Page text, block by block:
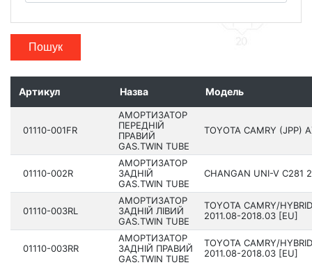
Пошук
Артикул Назва Модель
01110-001FR
АМОРТИЗАТОР
ПЕРЕДНІЙ
ПРАВИЙ
GAS.TWIN TUBE
TOYOTA CAMRY (JPP)
01110-002R
АМОРТИЗАТОР
ЗАДНІЙ
GAS.TWIN TUBE
CHANGAN UNI-V C281
01110-003RL
АМОРТИЗАТОР
ЗАДНІЙ ЛІВИЙ
GAS.TWIN TUBE
TOYOTA CAMRY/
201­1.08-2018.03 [EU]
01110-003RR
АМОРТИЗАТОР
ЗАДНІЙ ПРАВИЙ
GAS.TWIN TUBE
TOYOTA CAMRY/
201­1.08-2018.03 [EU]